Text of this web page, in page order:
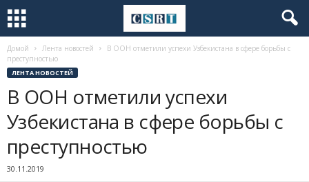
Домой Лента новостей
В ООН отметили успехи Узбекистана в сфере борьбы с
преступностью
ЛЕНТА НОВОСТЕЙ
В ООН отметили успехи
Узбекистана в сфере борьбы с
преступностью
30.11.2019